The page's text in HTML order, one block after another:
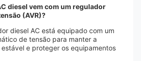
diesel vem com um regulador
(AVR)?
diesel AC está equipado com um
de tensão para manter a
e proteger os equipamentos